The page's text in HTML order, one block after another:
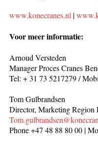
www.konecranes.nl |
Voor meer informatie:
Arnoud Versteden
Manager Proces Cranes
Tel: + 31 73 5217279 /
Tom Gulbrandsen
Director, Marketing Region
Phone +47 48 88 80 00 |